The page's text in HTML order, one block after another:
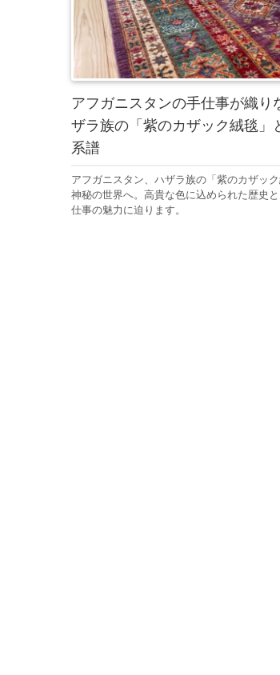
アフガニスタンの手仕事が織り
ザラ族の「紫のカザック絨毯」
系譜
アフガニスタン、ハザラ族の「紫のカザッ
神秘の世界へ。高貴な色に込められた歴史
仕事の魅力に迫ります。